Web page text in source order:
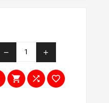
remove add
  